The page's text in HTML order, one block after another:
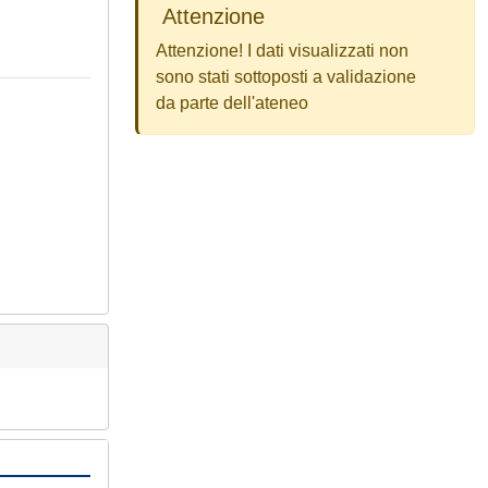
Attenzione
Attenzione! I dati visualizzati non
sono stati sottoposti a validazione
da parte dell'ateneo